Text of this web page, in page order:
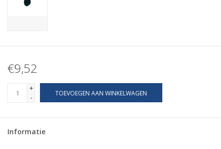
€9,52
+
-
TOEVOEGEN AAN WINKELWAGEN
Informatie